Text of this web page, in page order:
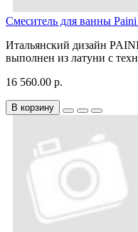
Смеситель для ванны Paini
Итальянский дизайн
выполнен из латуни с
16 560.00 р.
В корзину